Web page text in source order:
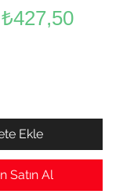
₺427,50İndirimli
Ekle
Satın Al